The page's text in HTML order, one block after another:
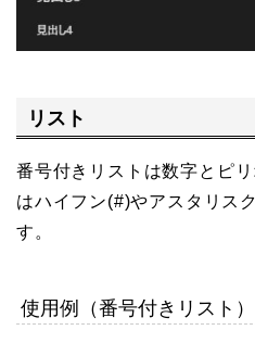
リスト
番号付きリストは数字とピ
はハイフン(#)やアスタリス
す。
使用例（番号付きリスト）